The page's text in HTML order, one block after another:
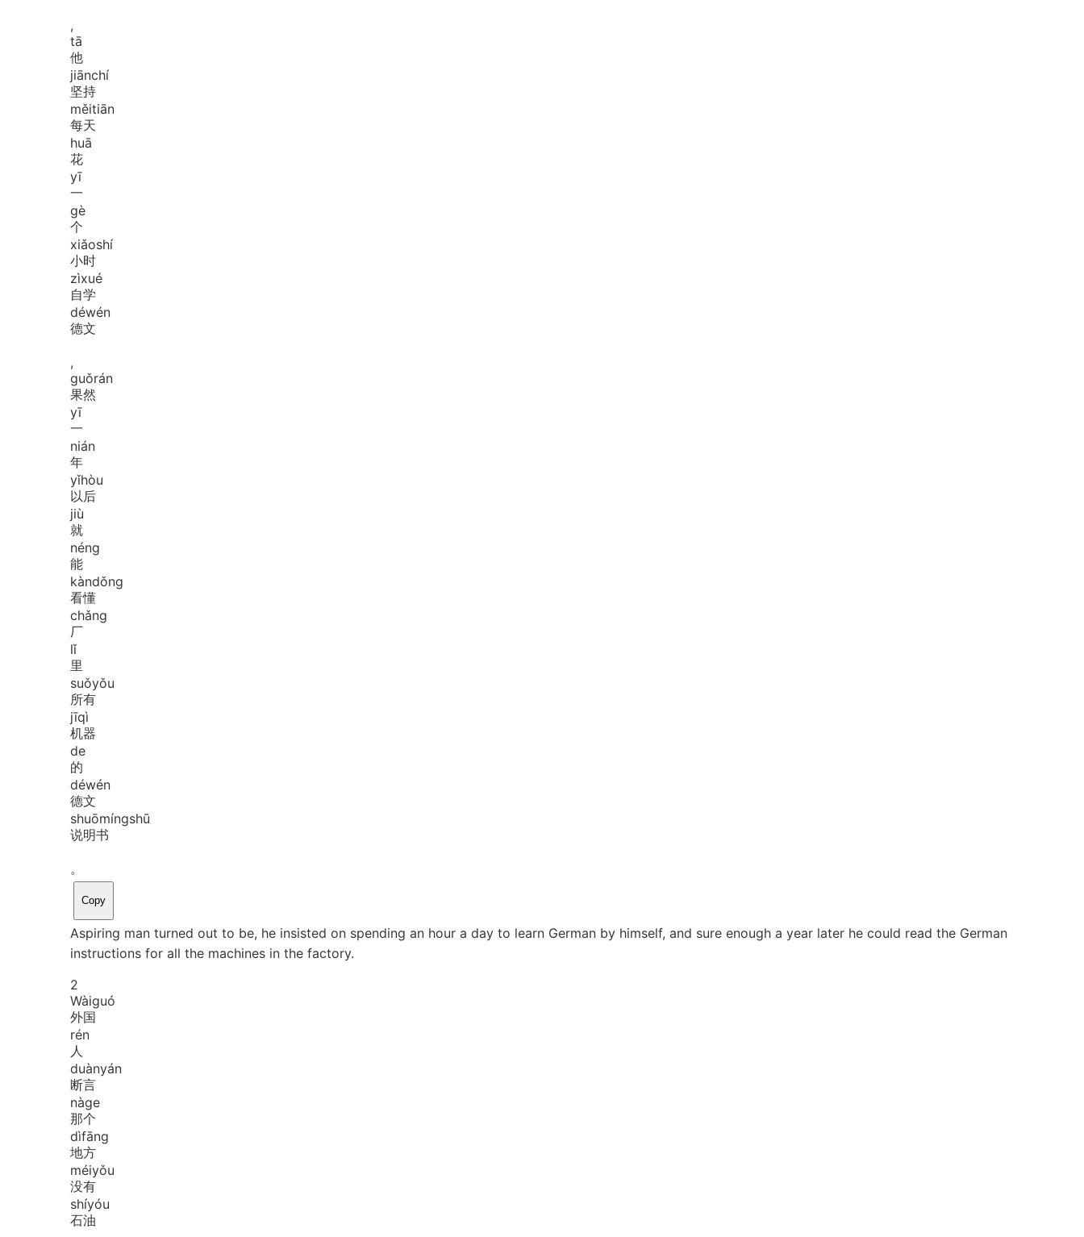
,
tā
他
jiānchí
坚持
měitiān
每天
huā
花
yī
一
gè
个
xiǎoshí
小时
zìxué
自学
déwén
德文
,
guǒrán
果然
yī
一
nián
年
yǐhòu
以后
jiù
就
néng
能
kàndǒng
看懂
chǎng
厂
lǐ
里
suǒyǒu
所有
jīqì
机器
de
的
déwén
德文
shuōmíngshū
说明书
。
Copy
Aspiring man turned out to be, he insisted on spending an hour a day to learn German by himself, and sure enough a year later he could read the German
instructions for all the machines in the factory.
2
Wàiguó
外国
rén
人
duànyán
断言
nàge
那个
dìfāng
地方
méiyǒu
没有
shíyóu
石油